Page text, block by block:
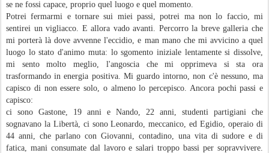
se ne fossi capace, proprio quel luogo e quel momento.
Potrei fermarmi e tornare sui miei passi, potrei ma non lo faccio, mi
sentirei un vigliacco. E allora vado avanti. Percorro la breve galleria che
mi porterà là dove avvenne l'eccidio, e man mano che mi avvicino a quel
luogo lo stato d'animo muta: lo sgomento iniziale lentamente si dissolve,
mi sento molto meglio, l'angoscia che mi opprimeva si sta ora
trasformando in energia positiva. Mi guardo intorno, non c'è nessuno, ma
capisco di non essere solo, o almeno lo percepisco. Ancora pochi passi e
capisco:
ci sono Gastone, 19 anni e Nando, 22 anni, studenti partigiani che
sognavano la Libertà, ci sono Leonardo, meccanico, ed Egidio, operaio di
44 anni, che parlano con Giovanni, contadino, una vita di sudore e di
fatica, mani consumate dal lavoro e salari troppo bassi per sopravvivere.